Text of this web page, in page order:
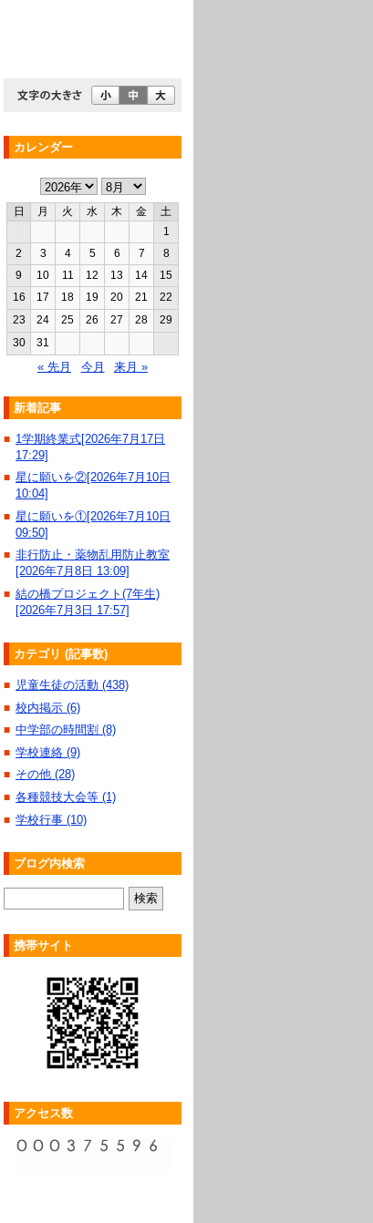
カレンダー
日 月 火 水 木 金
土
1
2
3 4 5 6 7
8
9
10 11 12 13 14
15
16
17 18 19 20 21
22
23
24 25 26 27 28
29
30
31
« 先月 今月 来月 »
新着記事
■ 1学期終業式[2026年7月17日
17:29]
■ 星に願いを②[2026年7月10日
10:04]
■ 星に願いを①[2026年7月10日
09:50]
■ 非行防止・薬物乱用防止教室
[2026年7月8日 13:09]
■ 結の橋プロジェクト(7年生)
[2026年7月3日 17:57]
カテゴリ (記事数)
■ 児童生徒の活動 (438)
■ 校内掲示 (6)
■ 中学部の時間割 (8)
■ 学校連絡 (9)
■ その他 (28)
■ 各種競技大会等 (1)
■ 学校行事 (10)
ブログ内検索
携帯サイト
アクセス数